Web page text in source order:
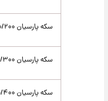
سکه پارسیان ۰/۲۰۰
سکه پارسیان ۰/۳۰۰
سکه پارسیان ۰/۴۰۰